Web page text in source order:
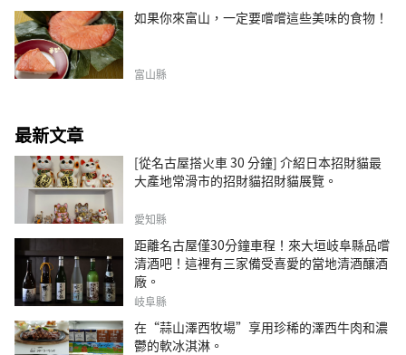
如果你來富山，一定要嚐嚐這些美味的食物！
富山縣
最新文章
[從名古屋搭火車 30 分鐘] 介紹日本招財貓最
大產地常滑市的招財貓招財貓展覽。
愛知縣
距離名古屋僅30分鐘車程！來大垣岐阜縣品嚐
清酒吧！這裡有三家備受喜愛的當地清酒釀酒
廠。
岐阜縣
在“蒜山澤西牧場”享用珍稀的澤西牛肉和濃
鬱的軟冰淇淋。